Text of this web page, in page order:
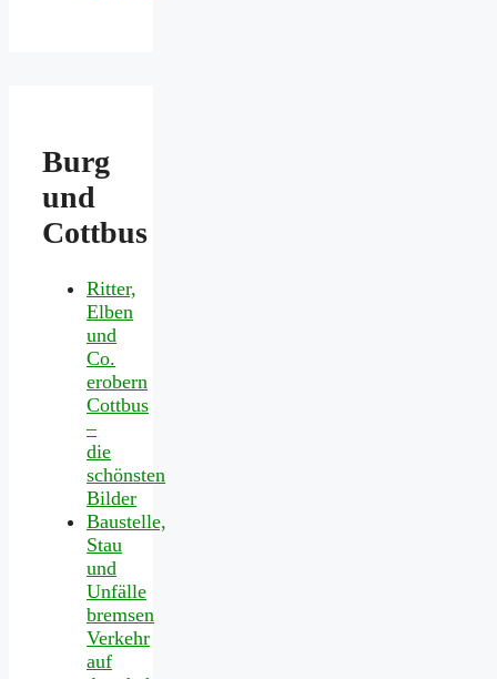
Burg
und
Cottbus
Ritter,
Elben
und
Co.
erobern
Cottbus
–
die
schönsten
Bilder
Baustelle,
Stau
und
Unfälle
bremsen
Verkehr
auf